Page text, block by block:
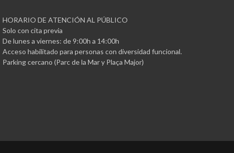
HORARIO DE ATENCIÓN AL PÚBLICO
Solo con cita previa
De lunes a viernes: de 9:00h a 14:00h
Acceso habilitado para personas con diversidad funcional.
Parking cercano (Parc de la Mar y Plaça Major)